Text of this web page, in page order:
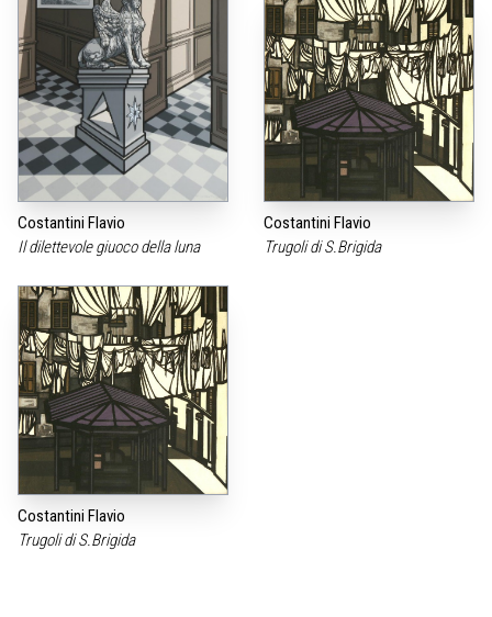
Costantini Flavio
Il dilettevole giuoco della luna
Costantini Flavio
Trugoli di S.Brigida
Costantini Flavio
Trugoli di S.Brigida